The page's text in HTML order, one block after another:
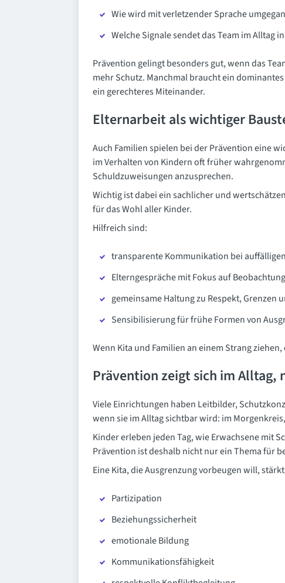
Wie wird mit verletzender Sprache
Welche Signale sendet das Team im Alltag
Prävention gelingt besonders gut, wenn das
mehr Schutz. Manchmal braucht ein
ein gerechteres Miteinander.
Elternarbeit als wichtiger
Auch Familien spielen bei der Prävention eine
im Verhalten von Kindern oft früher
Schuldzuweisungen anzusprechen.
Wichtig ist dabei ein sachlicher und
für das Wohl aller Kinder.
Hilfreich sind:
transparente Kommunikation bei
Elterngespräche mit Fokus auf
gemeinsame Haltung zu Respekt, Grenzen
Sensibilisierung für frühe Formen von
Wenn Kita und Familien an einem Strang
Prävention zeigt sich im Alltag,
Viele Einrichtungen haben Leitbilder,
wenn sie im Alltag sichtbar wird: im
Kinder erleben jeden Tag, wie Erwachsene mit
Prävention ist deshalb nicht nur ein Thema für
Eine Kita, die Ausgrenzung vorbeugen will,
Partizipation
Beziehungssicherheit
emotionale Bildung
Kommunikationsfähigkeit